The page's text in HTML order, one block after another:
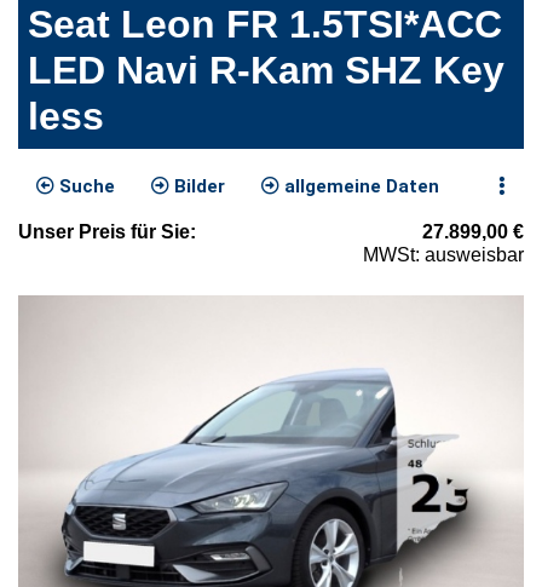
Seat Leon FR 1.5TSI*ACC
LED Navi R-Kam SHZ Key
less
Suche Bilder allgemeine Daten
Unser Preis für Sie: 27.899,00 €
MWSt: ausweisbar